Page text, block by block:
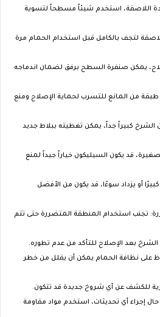
اللاصقة، استخدم شيئاً مسطحاً لتسوية
لتجف بالكامل قبل استخدام الحمام مرة
يمكن صنفرة السطح برفق لضمان اندماجه
من المانع للتسرب لحماية الإصلاح ومنع
الشرخ كبيراً جداً، يمكن تغطيته ببلاط جديد
قد يكون السيليكون خياراً جيداً لمنع
أو يزداد سوءًا، قد يكون من الأفضل
تجنب استخدام المنطقة المتضررة حتى تتم
بعد الإصلاح للتأكد من عدم تطوره.
على نظافة الحمام يمكن أن يقلل من خطر
للكشف عن أي شروخ جديدة قد تتكون.
إجراء أي تحديثات، استخدم مواد مقاومة